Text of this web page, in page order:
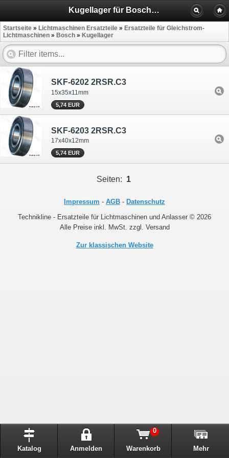
Kugellager für Bosch Gleichstrom Lichtmaschinen
Startseite » Lichtmaschinen Ersatzteile » Ersatzteile für Gleichstrom-
Lichtmaschinen » Bosch » Kugellager
SKF-6202 2RSR.C3
15x35x11mm
5,74 EUR
SKF-6203 2RSR.C3
17x40x12mm
5,74 EUR
Seiten: 1
Impressum - AGB - Datenschutz
Technikline - Ersatzteile für Lichtmaschinen und Anlasser © 2026
Alle Preise inkl. MwSt. zzgl. Versand
Zur klassischen Website
Katalog Anmelden Warenkorb
0
Mehr